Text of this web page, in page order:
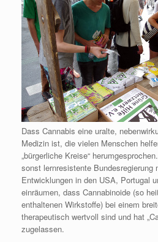
Dass Cannabis eine uralte,
Medizin ist, die vielen Menschen
„bürgerliche Kreise“
sonst lernresistente Bundesregierung
Entwicklungen in den USA, Portugal
einräumen, dass Cannabinoide (so
enthaltenen Wirkstoffe) bei einem
therapeutisch wertvoll sind und hat
zugelassen.